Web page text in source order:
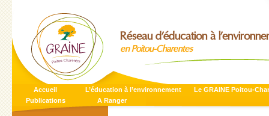
Réseau d’éducation à
en Poitou-Charentes
Accueil L’éducation à l’environnement
Le GRAINE Poitou-
Publications
A Ranger